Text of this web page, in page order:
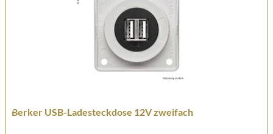
Berker USB-Ladesteckdose 12V zweifach